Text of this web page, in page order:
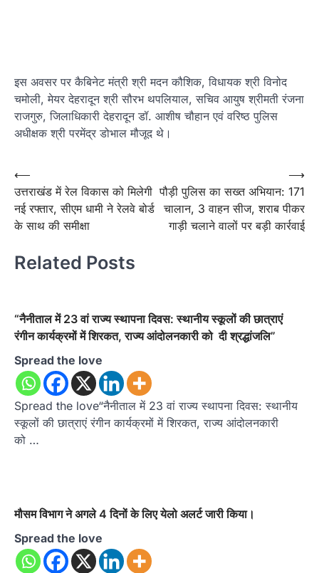
इस अवसर पर कैबिनेट मंत्री श्री मदन कौशिक, विधायक श्री विनोद
चमोली, मेयर देहरादून श्री सौरभ थपलियाल, सचिव आयुष श्रीमती रंजना
राजगुरु, जिलाधिकारी देहरादून डॉ. आशीष चौहान एवं वरिष्ठ पुलिस
अधीक्षक श्री परमेंद्र डोभाल मौजूद थे।
Post
navigation
⟵
उत्तराखंड में रेल विकास को मिलेगी
नई रफ्तार, सीएम धामी ने रेलवे बोर्ड
के साथ की समीक्षा
पौड़ी पुलिस का सख्त अभियान: 171
चालान, 3 वाहन सीज, शराब पीकर
गाड़ी चलाने वालों पर बड़ी कार्रवाई
⟶
Related Posts
“नैनीताल में 23 वां राज्य स्थापना दिवस: स्थानीय स्कूलों की छात्राएं
रंगीन कार्यक्रमों में शिरकत, राज्य आंदोलनकारी को दी श्रद्धांजलि”
Spread the love
Spread the love“नैनीताल में 23 वां राज्य स्थापना दिवस: स्थानीय
स्कूलों की छात्राएं रंगीन कार्यक्रमों में शिरकत, राज्य आंदोलनकारी
को …
मौसम विभाग ने अगले 4 दिनों के लिए येलो अलर्ट जारी किया।
Spread the love